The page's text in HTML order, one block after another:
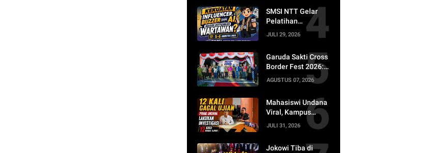
Sekolah Kristen
SMSI NTT Gelar
Pelatihan
Jurnalistik, Bahas
AI dan Masa Depan
JULI 29, 2026
Garuda Sakti Cross
Border Fest 2026:
BI NTT Perkuat
Kedaulatan Rupiah
Beranda Negeri
AGUSTUS 07, 2026
Mahasiswi Undana
Viral, Kampus
Investigasi Dugaan
12 Kali Batal Ujian
JULI 31, 2026
Jokowi Tiba di